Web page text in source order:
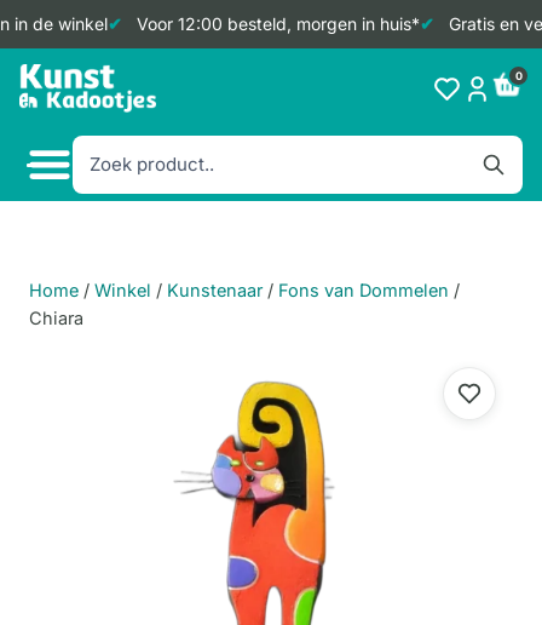
de winkel Voor 12:00 besteld, morgen in huis* Gratis en
Doorgaan
naar
0
Home / Winkel / Kunstenaar / Fons van Dommelen /
Chiara